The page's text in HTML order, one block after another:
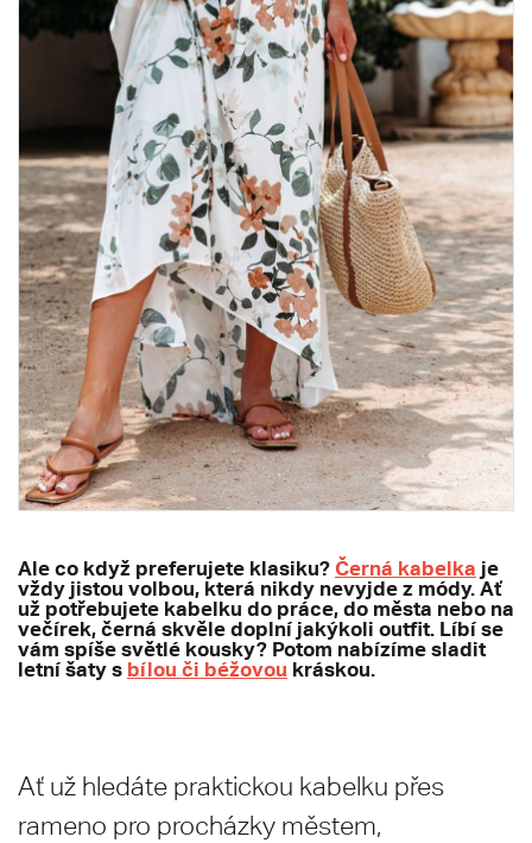
Ale co když preferujete klasiku? Černá kabelka je
vždy jistou volbou, která nikdy nevyjde z módy. Ať
už potřebujete kabelku do práce, do města nebo na
večírek, černá skvěle doplní jakýkoli outfit. Líbí se
vám spíše světlé kousky? Potom nabízíme sladit
letní šaty s bílou či béžovou kráskou.
Ať už hledáte praktickou kabelku přes
rameno pro procházky městem,